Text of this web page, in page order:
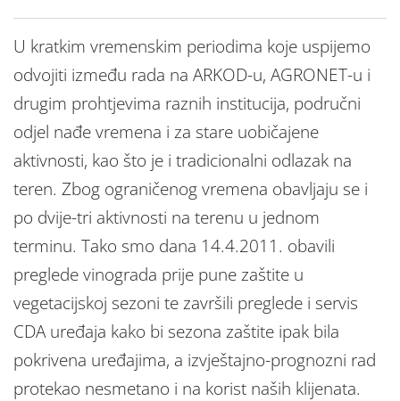
U kratkim vremenskim periodima koje uspijemo
odvojiti između rada na ARKOD-u, AGRONET-u i
drugim prohtjevima raznih institucija, područni
odjel nađe vremena i za stare uobičajene
aktivnosti, kao što je i tradicionalni odlazak na
teren. Zbog ograničenog vremena obavljaju se i
po dvije-tri aktivnosti na terenu u jednom
terminu. Tako smo dana 14.4.2011. obavili
preglede vinograda prije pune zaštite u
vegetacijskoj sezoni te završili preglede i servis
CDA uređaja kako bi sezona zaštite ipak bila
pokrivena uređajima, a izvještajno-prognozni rad
protekao nesmetano i na korist naših klijenata.